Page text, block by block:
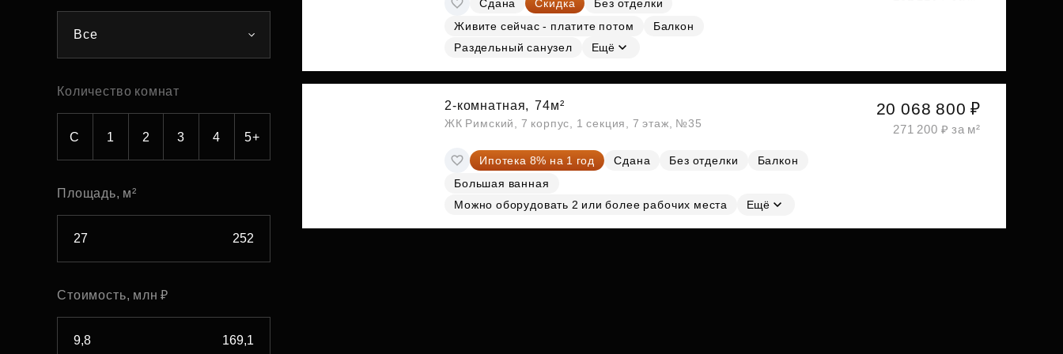
Субсидии
Все
Количество комнат
С 1 2 3 4 5+
Площадь, м²
Стоимость, млн ₽
Сдана Скидка
Без отделки
Живите сейчас - платите потом
Балкон
Раздельный санузел
Ещё
2-комнатная, 74м²
ЖК Римский, 7 корпус, 1 секция, 7 этаж, №35
Ипотека 8% на 1 год Сдана Без отделки
Балкон
Большая ванная
Можно оборудовать 2 или более рабочих места
Ещё
20 068 800 ₽
271 200 ₽ за м²